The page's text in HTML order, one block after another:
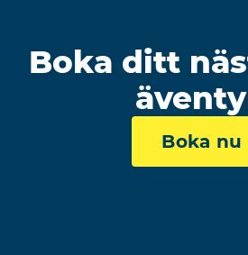
Boka ditt
Boka nu